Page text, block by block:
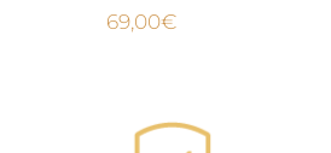
69,00€